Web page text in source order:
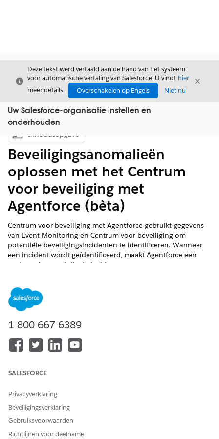
Sluiten
Deze tekst werd vertaald aan de hand van het systeem
voor automatische vertaling van Salesforce. U vindt hier
meer details.
Overschakelen op Engels Niet nu
Sluiten
Uw Salesforce-organisatie instellen en
onderhouden
Inhoudsopgave weergeven
Inhoudsopgave
Beveiligingsanomalieën
oplossen met het Centrum
voor beveiliging met
Agentforce (bèta)
Centrum voor beveiliging met Agentforce gebruikt gegevens
van Event Monitoring en Centrum voor beveiliging om
potentiële beveiligingsincidenten te identificeren. Wanneer
een incident wordt geïdentificeerd, maakt Agentforce een
onderzoeksrecord die de incidentgegevens en een
Beschikbaar in: Lightning Experience
Beschikbaar in:
Edition met de uitbreidingslicentie Centrum voor
beveiliging.
Gratis beschikbaar in:
OPMERKINGBeveiligingsagent is een proef- of bètaservice
die valt onder de Voorwaarden voor bètaservices bij
gecombineerde proefovereenkomst indien uitgevoerd door
1-800-667-6389
SALESFORCE
Privacyverklaring
Beveiligingsverklaring
Gebruiksvoorwaarden
Richtlijnen voor deelname